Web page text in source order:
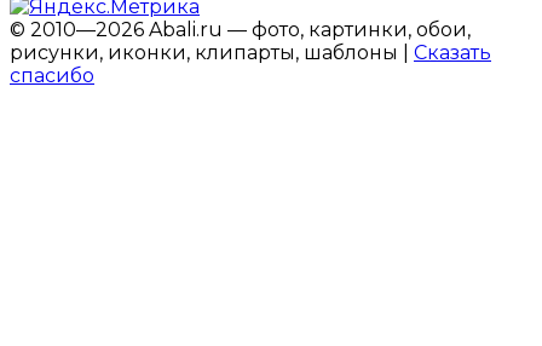
© 2010—2026 Abali.ru — фото, картинки, обои,
рисунки, иконки, клипарты, шаблоны | Сказать
спасибо